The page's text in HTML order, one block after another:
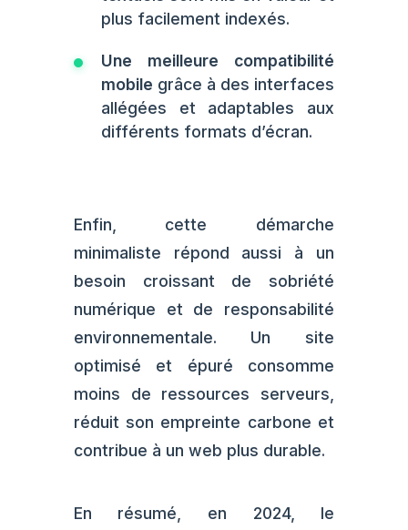
plus facilement indexés.
Une meilleure compatibilité
mobile grâce à des interfaces
allégées et adaptables aux
différents formats d’écran.
Enfin, cette démarche
minimaliste répond aussi à un
besoin croissant de sobriété
numérique et de responsabilité
environnementale. Un site
optimisé et épuré consomme
moins de ressources serveurs,
réduit son empreinte carbone et
contribue à un web plus durable.
En résumé, en 2024, le